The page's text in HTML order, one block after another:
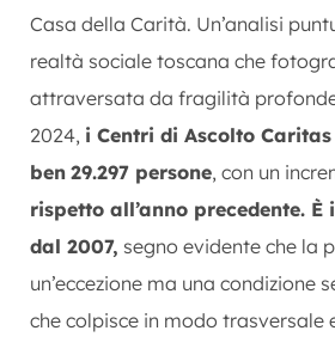
Casa della Carità. Un’analisi
realtà sociale toscana che
attraversata da fragilità
2024, i Centri di Ascolto
ben 29.297 persone, con un
rispetto all’anno precedente.
dal 2007, segno evidente che la
un’eccezione ma una condizione
che colpisce in modo trasversale